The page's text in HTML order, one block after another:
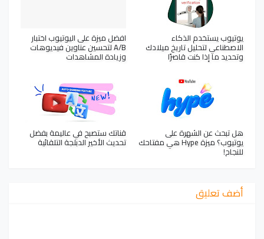
يوتيوب يستخدم الذكاء
الاصطناعي لتحليل تاريخ ميلادك
وتحديد ما إذا كنت قاصرًا
افضل ميزة على اليوتيوب اختبار
A/B لتحسين عناوين فيديوهات
وزيادة المشاهدات
هل تبحث عن الشهرة على
يوتيوب؟ ميزة Hype هي مفتاحك
للنجاح!
قناتك ستصبح في عاليمة بفضل
تحديث الأخير الدبلجة التلقائية
أضف تعليق